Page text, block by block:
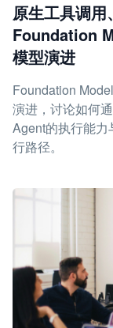
原生工具调用
Foundation
模型演进
Foundation
演进，讨论如何
Agent的执行能
行路径。